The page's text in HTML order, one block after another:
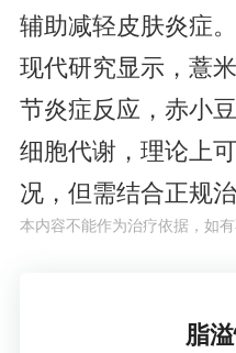
辅助减轻皮肤炎症。
现代研究显示，薏
节炎症反应，赤小
细胞代谢，理论上
况，但需结合正规
本内容不能作为治疗依据，如
脂